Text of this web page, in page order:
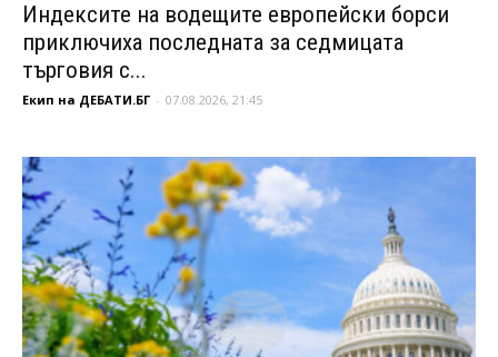
Индексите на водещите европейски борси
приключиха последната за седмицата
търговия с...
Екип на ДЕБАТИ.БГ - 07.08.2026, 21:45